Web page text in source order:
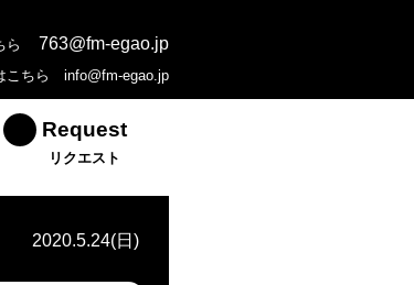
ら 763@fm-egao.jp
こちら info@fm-egao.jp
Request
リクエスト
2020.5.24(日)